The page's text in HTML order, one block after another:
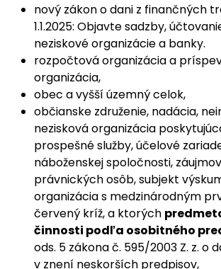
nový zákon o dani z finančných
1.1.2025: Objavte sadzby,
neziskové organizácie a banky.
rozpočtová organizácia a
organizácia,
obec a vyšší územný celok,
občianske združenie, nadácia,
nezisková organizácia
prospešné služby, účelové
náboženskej spoločnosti,
právnických osôb, subjekt
organizácia s medzinárodným
červený kríž, a ktorých
činnosti podľa osobitného
ods. 5 zákona č. 595/2003 Z. z. o
v znení neskorších predpisov,